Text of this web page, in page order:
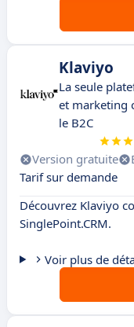
Klaviyo
La seule
et marketing
le B2C
Version gratuite
Tarif sur demande
Découvrez Klaviyo
SinglePoint.CRM.
Voir plus de